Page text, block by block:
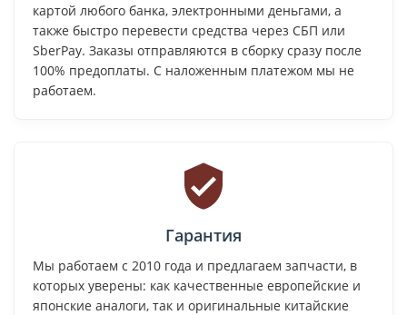
картой любого банка, электронными деньгами, а
также быстро перевести средства через СБП или
SberPay. Заказы отправляются в сборку сразу после
100% предоплаты. С наложенным платежом мы не
работаем.
Гарантия
Мы работаем с 2010 года и предлагаем запчасти, в
которых уверены: как качественные европейские и
японские аналоги, так и оригинальные китайские